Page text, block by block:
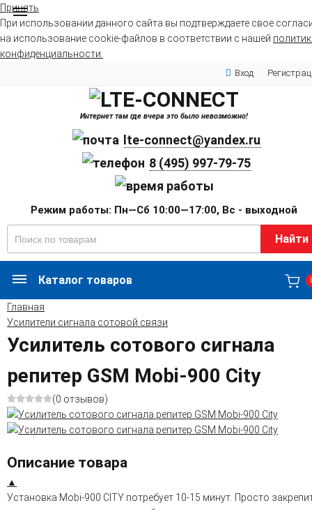
Принять
При использовании данного сайта вы подтверждаете свое
на использование cookie-файлов в соответствии с нашей
конфиденциальности.
Вход
Интернет там где вчера это было невозможно!
lte-connect@yandex.ru
8 (495) 997-79-75
Режим работы: Пн—Сб 10:00—17:00, Вс - выходной
Найти
Каталог товаров
Главная
Усилители сигнала сотовой связи
Усилитель сотового сигнала
репитер GSM Mobi-900 City
(0 отзывов)
Описание товара
▲
Установка Mobi-900 CITY потребует 10-15 минут. Просто